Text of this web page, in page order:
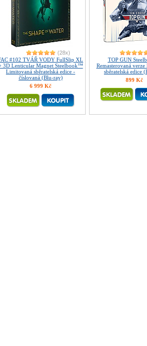
(28x)
#102 TVÁŘ VODY FullSlip XL
3D Lenticular Magnet Steelbook™
Limitovaná sběratelská edice -
číslovaná (Blu-ray)
6 999 Kč
TOP GUN
Remasterovaná
sběratelská edice
899 Kč